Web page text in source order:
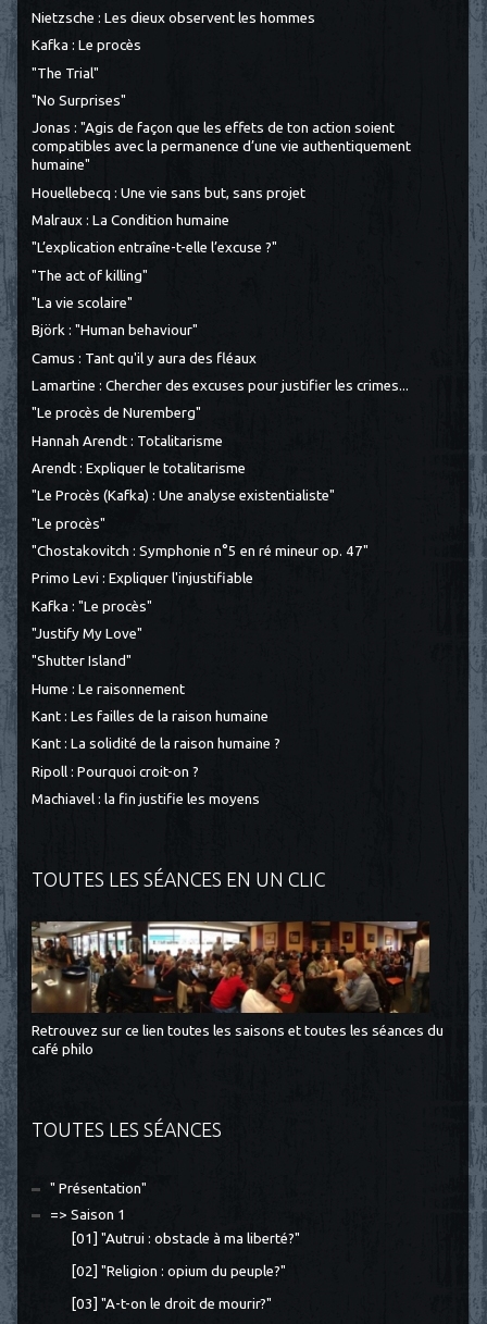
Nietzsche : Les dieux observent les hommes
Kafka : Le procès
"The Trial"
"No Surprises"
Jonas : "Agis de façon que les effets de ton action soient
compatibles avec la permanence d’une vie authentiquement
humaine"
Houellebecq : Une vie sans but, sans projet
Malraux : La Condition humaine
"L’explication entraîne-t-elle l’excuse ?"
"The act of killing"
"La vie scolaire"
Björk : "Human behaviour"
Camus : Tant qu'il y aura des fléaux
Lamartine : Chercher des excuses pour justifier les crimes...
"Le procès de Nuremberg"
Hannah Arendt : Totalitarisme
Arendt : Expliquer le totalitarisme
"Le Procès (Kafka) : Une analyse existentialiste"
"Le procès"
"Chostakovitch : Symphonie n°5 en ré mineur op. 47"
Primo Levi : Expliquer l'injustifiable
Kafka : "Le procès"
"Justify My Love"
"Shutter Island"
Hume : Le raisonnement
Kant : Les failles de la raison humaine
Kant : La solidité de la raison humaine ?
Ripoll : Pourquoi croit-on ?
Machiavel : la fin justifie les moyens
TOUTES LES SÉANCES EN UN CLIC
Retrouvez sur ce lien toutes les saisons et toutes les séances du
café philo
TOUTES LES SÉANCES
" Présentation"
=> Saison 1
[01] "Autrui : obstacle à ma liberté?"
[02] "Religion : opium du peuple?"
[03] "A-t-on le droit de mourir?"